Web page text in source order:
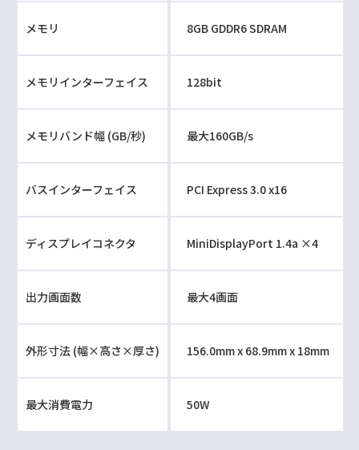
メモリ 8GB GDDR6 SDRAM
メモリインターフェイス 128bit
メモリバンド幅 (GB/秒) 最大160GB/s
バスインターフェイス PCI Express 3.0 x16
ディスプレイコネクタ MiniDisplayPort 1.4a ×4
出力画面数 最大4画面
外形寸法 (幅×高さ×厚さ) 156.0mm x 68.9mm x 18mm
最大消費電力 50W